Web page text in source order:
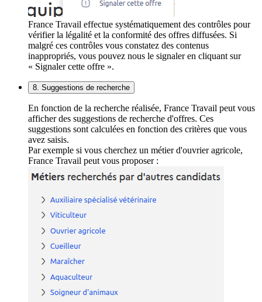
France Travail effectue systématiquement des contrôles pour
vérifier la légalité et la conformité des offres diffusées. Si
malgré ces contrôles vous constatez des contenus
inappropriés, vous pouvez nous le signaler en cliquant sur
« Signaler cette offre ».
8. Suggestions de recherche
En fonction de la recherche réalisée, France Travail peut vous
afficher des suggestions de recherche d'offres. Ces
suggestions sont calculées en fonction des critères que vous
avez saisis.
Par exemple si vous cherchez un métier d'ouvrier agricole,
France Travail peut vous proposer :